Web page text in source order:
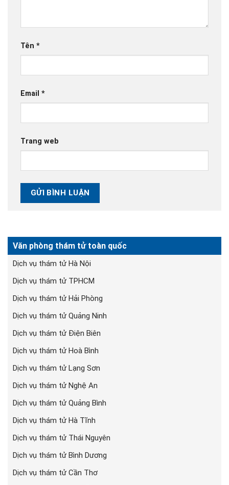
Văn phòng thám tử toàn quốc
Dịch vụ thám tử Hà Nội
Dịch vụ thám tử TPHCM
Dịch vụ thám tử Hải Phòng
Dịch vụ thám tử Quảng Ninh
Dịch vụ thám tử Điện Biên
Dịch vụ thám tử Hoà Bình
Dịch vụ thám tử Lạng Sơn
Dịch vụ thám tử Nghệ An
Dịch vụ thám tử Quảng Bình
Dịch vụ thám tử Hà Tĩnh
Dịch vụ thám tử Thái Nguyên
Dịch vụ thám tử Bình Dương
Dịch vụ thám tử Cần Thơ
Tên *
Email *
Trang web